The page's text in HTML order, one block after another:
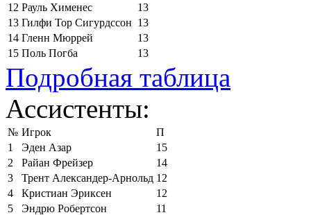
12 Рауль Хименес
13
13 Гилфи Тор Сигурдссон 13
14 Гленн Мюррей
13
15 Поль Погба 13
Подробная таблица
Ассистенты:
№ Игрок
П
1
Эден Азар
15
2
Райан Фрейзер
14
3
Трент Александер-Арнольд 12
4
Кристиан Эриксен
12
5
Эндрю Робертсон
11